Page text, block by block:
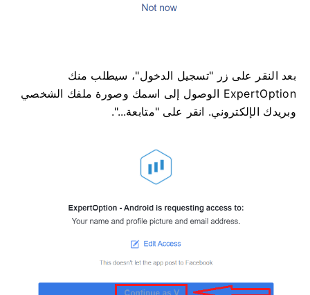
بعد النقر على زر "تسجيل الدخول"، سيطلب منك
ExpertOption الوصول إلى اسمك وصورة ملفك الشخصي
وبريدك الإلكتروني. انقر على "متابعة...".